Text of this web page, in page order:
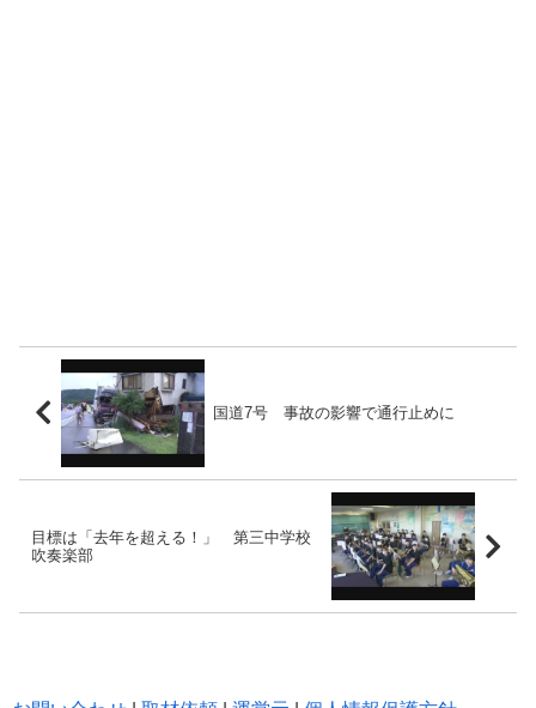
国道7号 事故の影響で通行止めに
目標は「去年を超える！」 第三中学校
吹奏楽部